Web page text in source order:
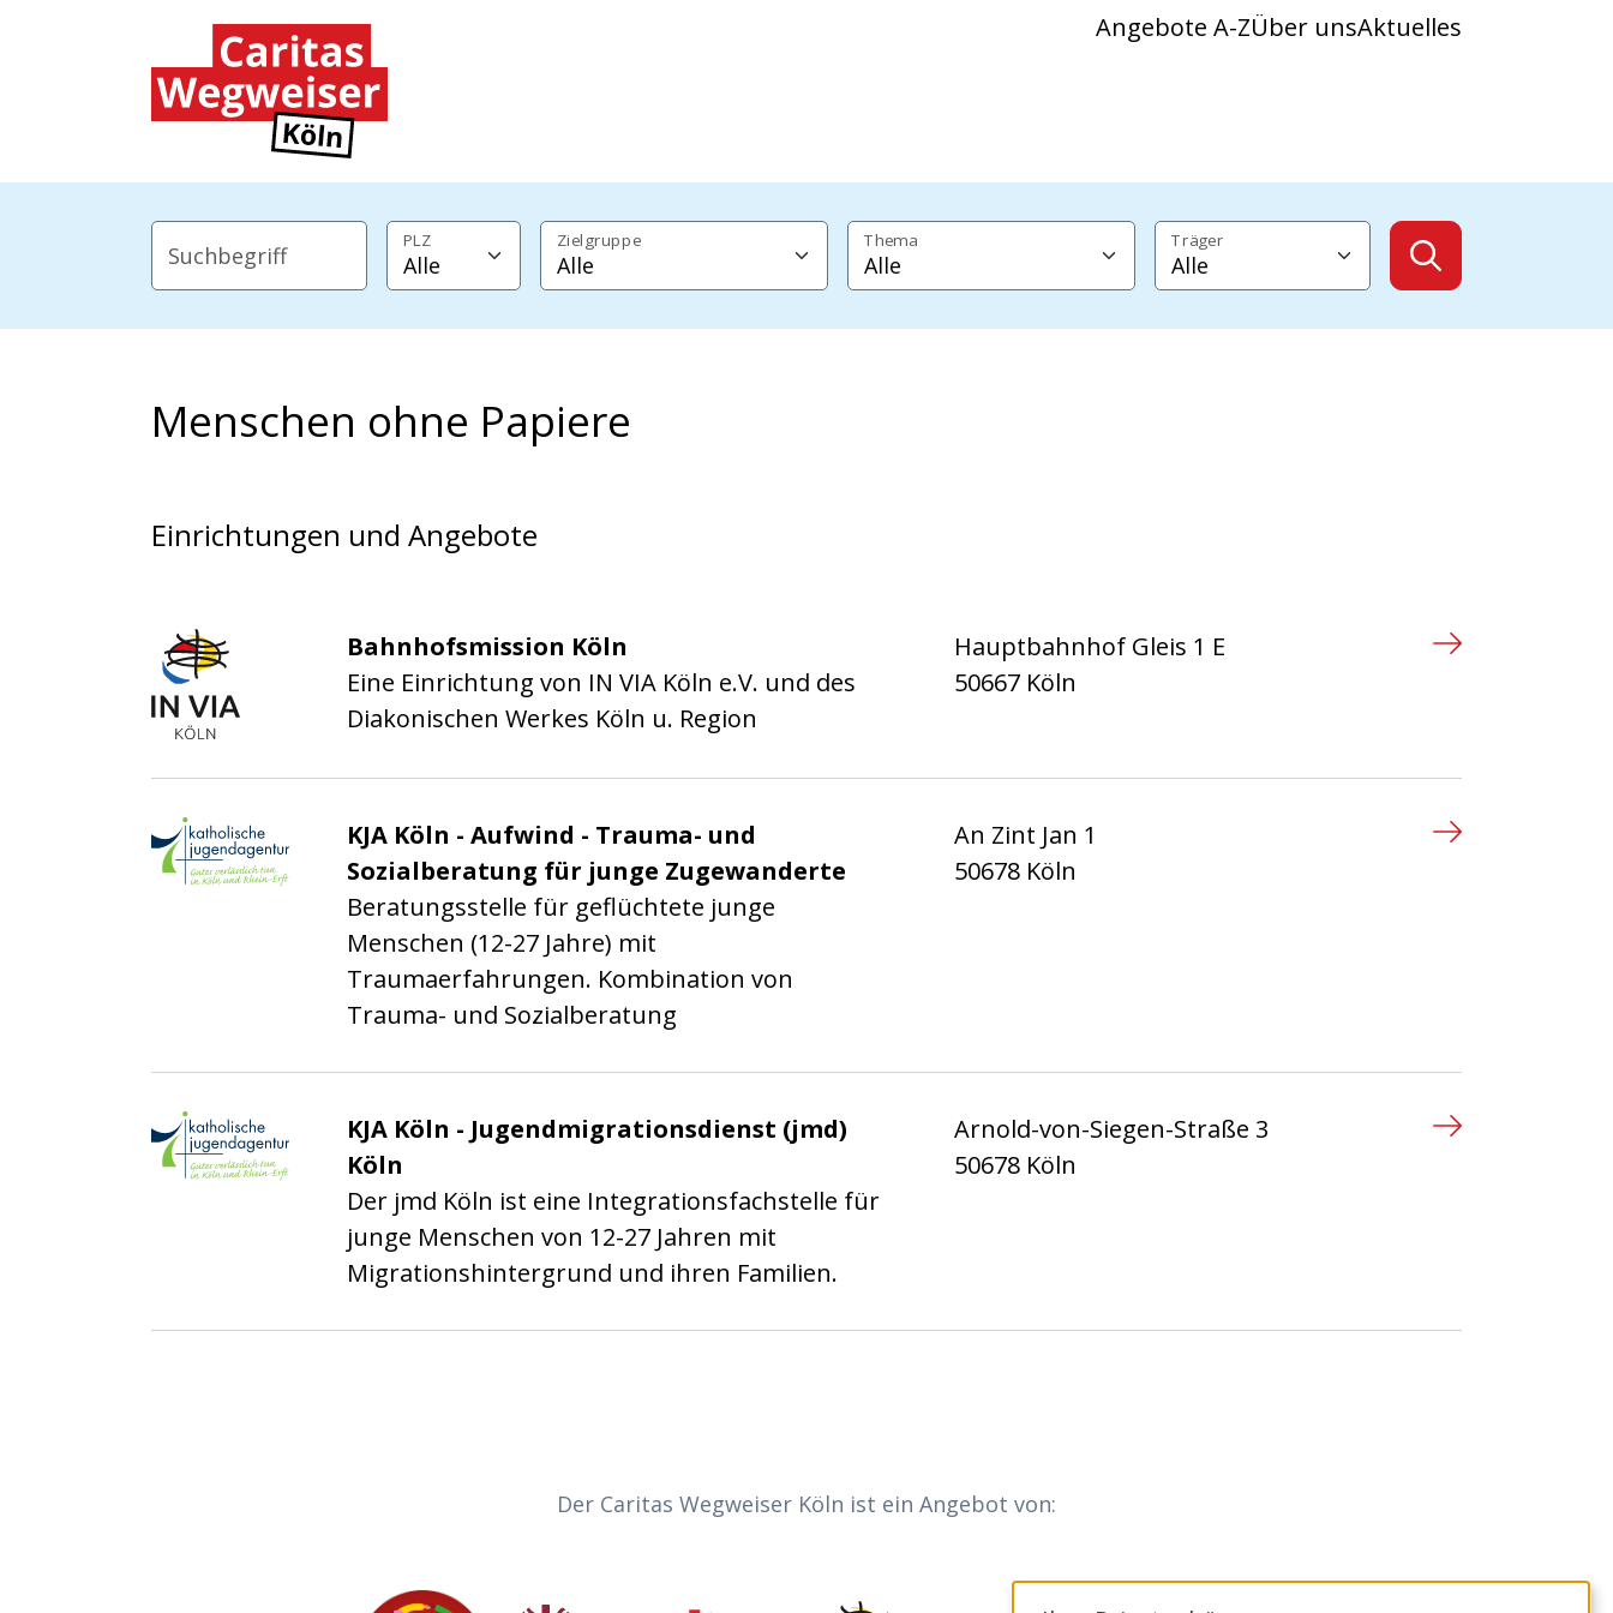
Zur Startseite navigieren Angebote A-ZÜber unsAktuelles
Suchbegriff
PLZ Zielgruppe Thema Träger
Angebote
Menschen ohne Papiere
Einrichtungen und Angebote
IN VIA Köln e.V.
Bahnhofsmission Köln
Eine Einrichtung von IN VIA Köln e.V. und des
Diakonischen Werkes Köln u. Region
Hauptbahnhof Gleis 1 E
50667 Köln
Katholische Jugendagentur Köln gGmbH
KJA Köln - Aufwind - Trauma- und
Sozialberatung für junge Zugewanderte
Beratungsstelle für geflüchtete junge
Menschen (12-27 Jahre) mit
Traumaerfahrungen. Kombination von
Trauma- und Sozialberatung
An Zint Jan 1
50678 Köln
Katholische Jugendagentur Köln gGmbH
KJA Köln - Jugendmigrationsdienst (jmd)
Köln
Der jmd Köln ist eine Integrationsfachstelle für
junge Menschen von 12-27 Jahren mit
Migrationshintergrund und ihren Familien.
Arnold-von-Siegen-Straße 3
50678 Köln
Der Caritas Wegweiser Köln ist ein Angebot von:
Caritas